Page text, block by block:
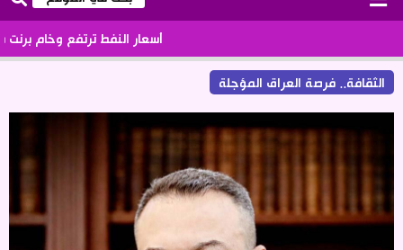
أسعار النفط ترتفع وخام برنت يتخطى الـ 86 دولارا
الثقافة.. فرصة العراق المؤجلة